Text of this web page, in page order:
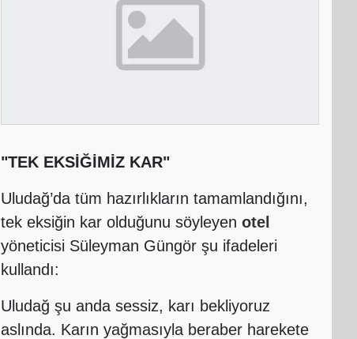
"TEK EKSİĞİMİZ KAR"
Uludağ’da tüm hazırlıkların tamamlandığını,
tek eksiğin kar olduğunu söyleyen otel
yöneticisi Süleyman Güngör şu ifadeleri
kullandı:
Uludağ şu anda sessiz, karı bekliyoruz
aslında. Karın yağmasıyla beraber harekete